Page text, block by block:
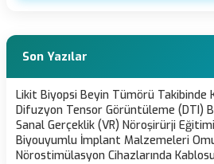
Son Yazılar
Likit Biyopsi Beyin Tümörü Takibinde
Difuzyon Tensor Görüntüleme (DTI)
Sanal Gerçeklik (VR) Nöroşirürji
Biyouyumlu İmplant Malzemeleri
Nörostimülasyon Cihazlarında